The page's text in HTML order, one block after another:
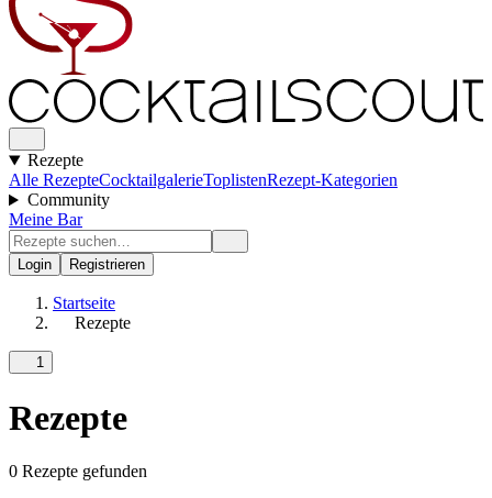
Rezepte
Alle RezepteCocktailgalerieToplistenRezept-Kategorien
Community
Meine Bar
Login Registrieren
Startseite
Rezepte
1
Rezepte
0 Rezepte gefunden